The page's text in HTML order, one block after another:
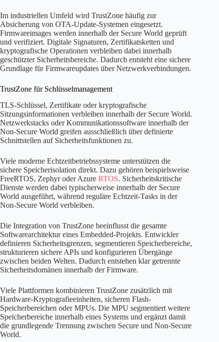
Im industriellen Umfeld wird TrustZone häufig zur
Absicherung von OTA-Update-Systemen eingesetzt.
Firmwareimages werden innerhalb der Secure World geprüft
und verifiziert. Digitale Signaturen, Zertifikatsketten und
kryptografische Operationen verbleiben dabei innerhalb
geschützter Sicherheitsbereiche. Dadurch entsteht eine sichere
Grundlage für Firmwareupdates über Netzwerkverbindungen.
TrustZone für Schlüsselmanagement
TLS-Schlüssel, Zertifikate oder kryptografische
Sitzungsinformationen verbleiben innerhalb der Secure World.
Netzwerkstacks oder Kommunikationssoftware innerhalb der
Non-Secure World greifen ausschließlich über definierte
Schnittstellen auf Sicherheitsfunktionen zu.
Viele moderne Echtzeitbetriebssysteme unterstützen die
sichere Speicherisolation direkt. Dazu gehören beispielsweise
FreeRTOS, Zephyr oder Azure RTOS. Sicherheitskritische
Dienste werden dabei typischerweise innerhalb der Secure
World ausgeführt, während reguläre Echtzeit-Tasks in der
Non-Secure World verbleiben.
Die Integration von TrustZone beeinflusst die gesamte
Softwarearchitektur eines Embedded-Projekts. Entwickler
definieren Sicherheitsgrenzen, segmentieren Speicherbereiche,
strukturieren sichere APIs und konfigurieren Übergänge
zwischen beiden Welten. Dadurch entstehen klar getrennte
Sicherheitsdomänen innerhalb der Firmware.
Viele Plattformen kombinieren TrustZone zusätzlich mit
Hardware-Kryptografieeinheiten, sicheren Flash-
Speicherbereichen oder MPUs. Die MPU segmentiert weitere
Speicherbereiche innerhalb eines Systems und ergänzt damit
die grundlegende Trennung zwischen Secure und Non-Secure
World.